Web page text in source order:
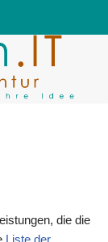
die die
Liste der